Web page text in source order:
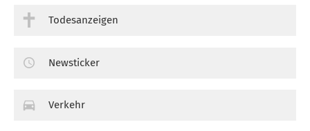
Todesanzeigen
Newsticker
Verkehr